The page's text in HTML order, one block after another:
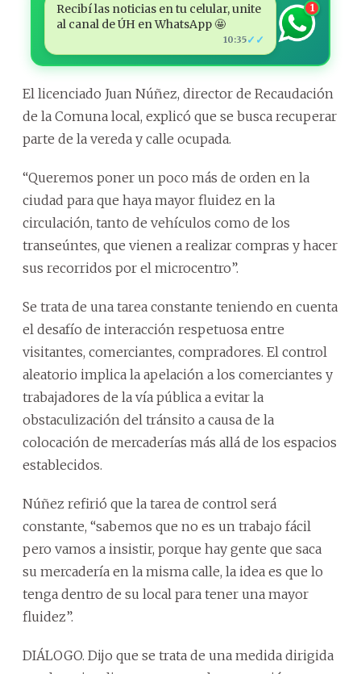
Recibí las noticias en tu celular, unite
al canal de ÚH en WhatsApp 🤩
10:35✓✓
1
El licenciado Juan Núñez, director de Recaudación
de la Comuna local, explicó que se busca recuperar
parte de la vereda y calle ocupada.
“Queremos poner un poco más de orden en la
ciudad para que haya mayor fluidez en la
circulación, tanto de vehículos como de los
transeúntes, que vienen a realizar compras y hacer
sus recorridos por el microcentro”.
Se trata de una tarea constante teniendo en cuenta
el desafío de interacción respetuosa entre
visitantes, comerciantes, compradores. El control
aleatorio implica la apelación a los comerciantes y
trabajadores de la vía pública a evitar la
obstaculización del tránsito a causa de la
colocación de mercaderías más allá de los espacios
establecidos.
Núñez refirió que la tarea de control será
constante, “sabemos que no es un trabajo fácil
pero vamos a insistir, porque hay gente que saca
su mercadería en la misma calle, la idea es que lo
tenga dentro de su local para tener una mayor
fluidez”.
DIÁLOGO. Dijo que se trata de una medida dirigida